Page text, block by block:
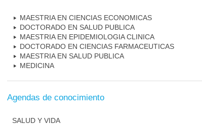
MAESTRIA EN CIENCIAS ECONOMICAS
DOCTORADO EN SALUD PUBLICA
MAESTRIA EN EPIDEMIOLOGIA CLINICA
DOCTORADO EN CIENCIAS FARMACEUTICAS
MAESTRIA EN SALUD PUBLICA
MEDICINA
Agendas de conocimiento
SALUD Y VIDA